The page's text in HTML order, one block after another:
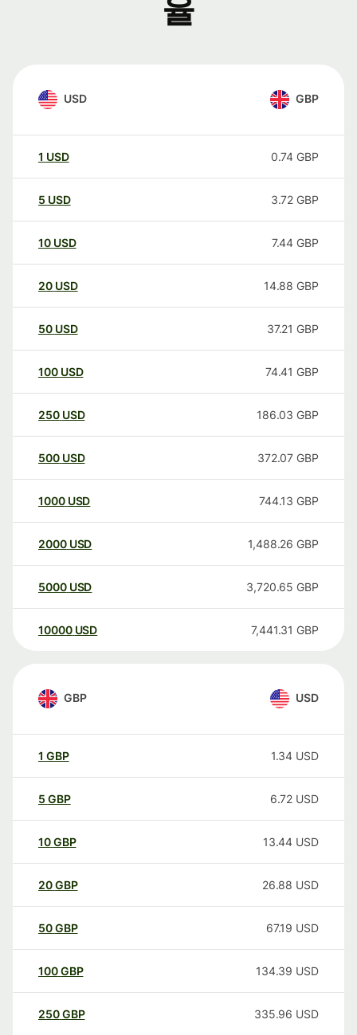
율
USD GBP
1 USD 0.74 GBP
5 USD 3.72 GBP
10 USD 7.44 GBP
20 USD 14.88 GBP
50 USD 37.21 GBP
100 USD 74.41 GBP
250 USD 186.03 GBP
500 USD 372.07 GBP
1000 USD 744.13 GBP
2000 USD 1,488.26 GBP
5000 USD 3,720.65 GBP
10000 USD 7,441.31 GBP
GBP USD
1 GBP 1.34 USD
5 GBP 6.72 USD
10GBP 13.44 USD
20GBP 26.88 USD
50GBP 67.19 USD
100GBP 134.39 USD
250GBP 335.96 USD